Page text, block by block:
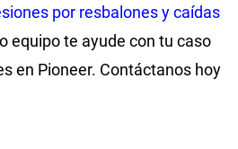
por resbalones y caídas
equipo te ayude con tu caso
en Pioneer. Contáctanos hoy